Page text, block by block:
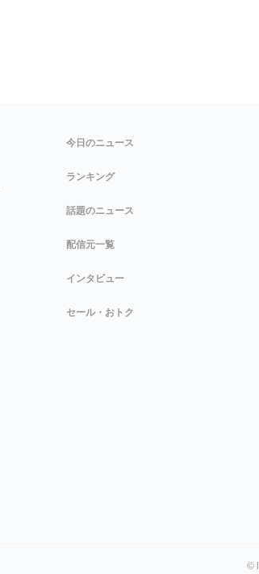
今日のニュース
ランキング
話題のニュース
配信元一覧
インタビュー
セール・おトク
©